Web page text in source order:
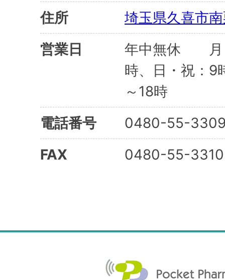
住所
埼玉県久喜市
営業日
年中無休 月
時、日・祝：9
～18時
電話番号
0480-55-
FAX
0480-55-3310